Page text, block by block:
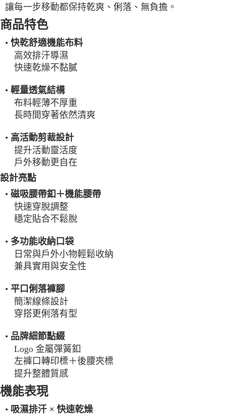
宅配出貨(2000以上免運)
每筆NT$100，滿NT$2,000(含以上)免運費
讓每一步移動都保持乾爽、俐落、無負擔。
商品特色
• 快乾舒適機能布料
高效排汗導濕
快速乾燥不黏膩
• 輕量透氣結構
布料輕薄不厚重
長時間穿著依然清爽
• 高活動剪裁設計
提升活動靈活度
戶外移動更自在
設計亮點
• 磁吸腰帶釦＋機能腰帶
快速穿脫調整
穩定貼合不鬆脫
• 多功能收納口袋
日常與戶外小物輕鬆收納
兼具實用與安全性
• 平口俐落褲腳
簡潔線條設計
穿搭更俐落有型
• 品牌細節點綴
Logo 金屬彈簧釦
左褲口轉印標＋後腰夾標
提升整體質感
機能表現
• 吸濕排汗 × 快速乾燥